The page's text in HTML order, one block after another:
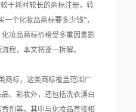
于耗时较长的商标注册，转
个化妆品商标要多少钱”，
妆品商标价格受多重因素影
程，本文将逐一拆解。
商标，这类商标覆盖范围广
、彩妆外，还包括洗衣漂白
剂等。其中与化妆品直接相